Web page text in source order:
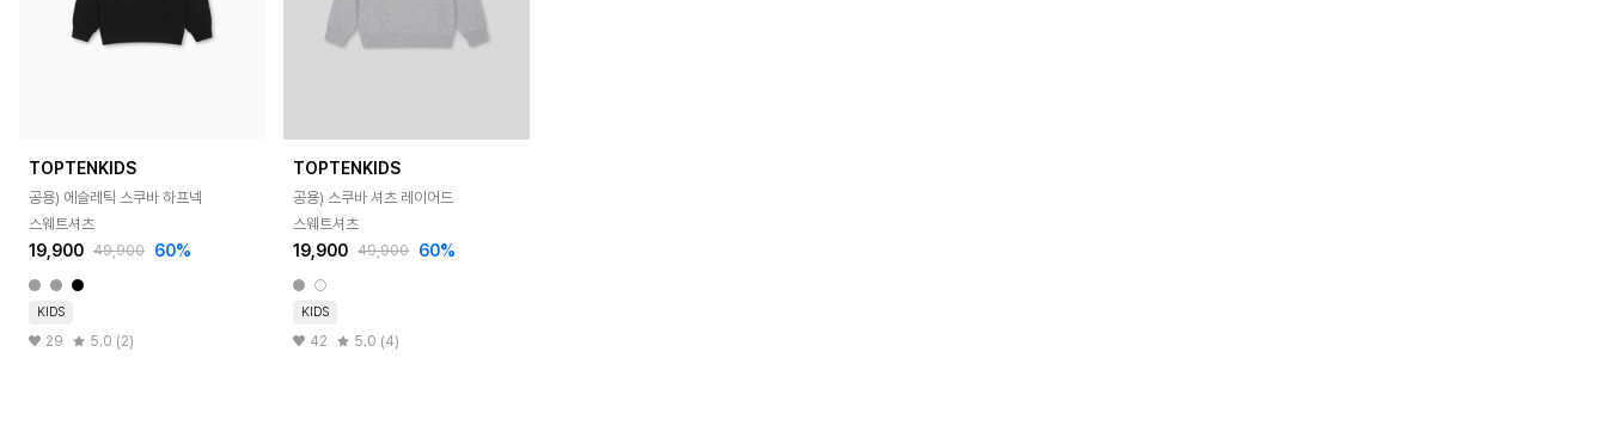
TOPTENKIDS
공용) 에슬레틱 스쿠바 하프넥
스웨트셔츠
19,900 49,900 60%
KIDS
29 5.0 (2)
TOPTENKIDS
공용) 스쿠바 셔츠 레이어드
스웨트셔츠
19,900 49,900 60%
KIDS
42 5.0 (4)